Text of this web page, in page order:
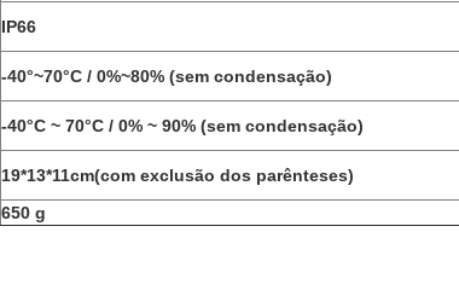
IP66
-40°~70°C / 0%~80% (sem condensação)
-40°C ~ 70°C / 0% ~ 90% (sem condensação)
19*13*11cm(com exclusão dos parênteses)
650 g